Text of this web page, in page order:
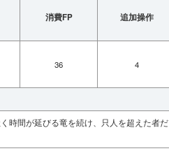
消費FP 追加操作
36 4
時間が延びる竜を続け、只人を超えた者だ